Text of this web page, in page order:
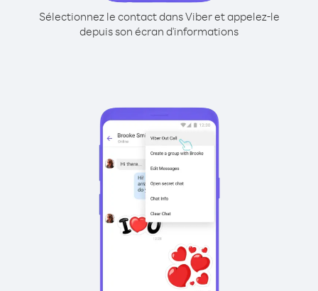
Sélectionnez le contact dans Viber et appelez-le
depuis son écran d'informations